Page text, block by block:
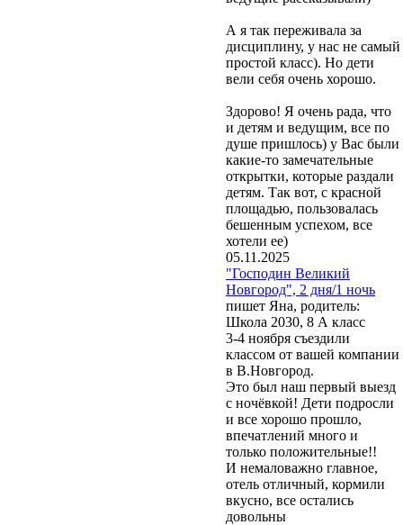
А я так переживала за
дисциплину, у нас не самый
простой класс). Но дети
вели себя очень хорошо.
Здорово! Я очень рада, что
и детям и ведущим, все по
душе пришлось) у Вас были
какие-то замечательные
открытки, которые раздали
детям. Так вот, с красной
площадью, пользовалась
бешенным успехом, все
хотели ее)
05.11.2025
"Господин Великий
Новгород", 2 дня/1 ночь
пишет Яна, родитель:
Школа 2030, 8 А класс
3-4 ноября съездили
классом от вашей компании
в В.Новгород.
Это был наш первый выезд
с ночёвкой! Дети подросли
и все хорошо прошло,
впечатлений много и
только положительные!!
И немаловажно главное,
отель отличный, кормили
вкусно, все остались
довольны